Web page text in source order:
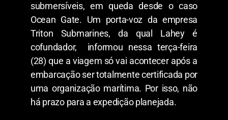
submersíveis, em queda desde o caso
Ocean Gate. Um porta-voz da empresa
Triton Submarines, da qual Lahey é
cofundador, informou nessa terça-feira
(28) que a viagem só vai acontecer após a
embarcação ser totalmente certificada por
uma organização marítima. Por isso, não
há prazo para a expedição planejada.